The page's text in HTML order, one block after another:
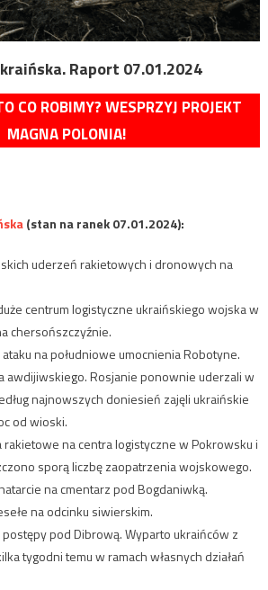
Raport 07.01.2024
CO ROBIMY? WESPRZYJ PROJEKT
MAGNA POLONIA!
(stan na ranek 07.01.2024):
uderzeń rakietowych i dronowych na
centrum logistyczne ukraińskiego wojska w
chersońszczyźnie.
na południowe umocnienia Robotyne.
awdijiwskiego. Rosjanie ponownie uderzali w
najnowszych doniesień zajęli ukraińskie
od wioski.
na centra logistyczne w Pokrowsku i
sporą liczbę zaopatrzenia wojskowego.
na cmentarz pod Bogdaniwką.
na odcinku siwierskim.
pod Dibrową. Wyparto ukraińców z
tygodni temu w ramach własnych działań